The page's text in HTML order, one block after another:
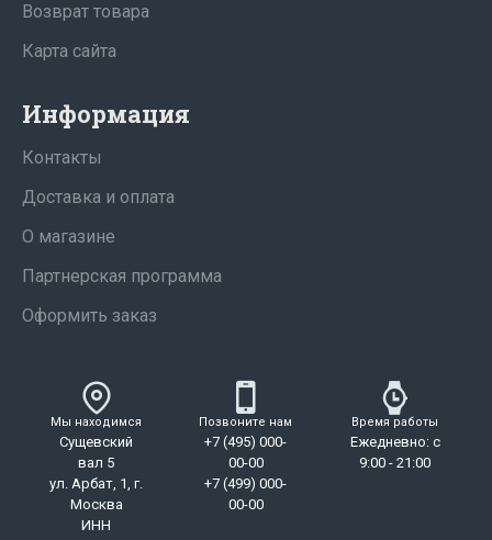
Возврат товара
Карта сайта
Информация
Контакты
Доставка и оплата
О магазине
Партнерская программа
Оформить заказ
Мы находимся
Сущевский
вал 5
ул. Арбат, 1, г.
Москва
ИНН
Позвоните нам
+7 (495) 000-
00-00
+7 (499) 000-
00-00
Время работы
Ежедневно: с
9:00 - 21:00